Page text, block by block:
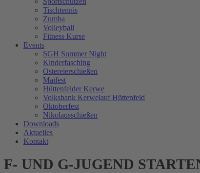
Tischtennis
Zumba
Volleyball
Fitness Kurse
Events
SGH Summer Night
Kinderfasching
Ostereierschießen
Maifest
Hüttenfelder Kerwe
Volksbank Kerwelauf Hüttenfeld
Oktoberfest
Nikolausschießen
Downloads
Aktuelles
Kontakt
F- UND G-JUGEND